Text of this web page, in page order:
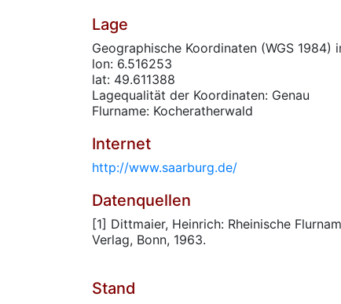
Lage
Geographische Koordinaten (WGS 1984)
lon: 6.516253
lat: 49.611388
Lagequalität der Koordinaten: Genau
Flurname: Kocheratherwald
Internet
http://www.saarburg.de/
Datenquellen
[1] Dittmaier, Heinrich: Rheinische
Verlag, Bonn, 1963.
Stand